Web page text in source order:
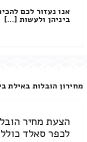
אנו נעזור לכם
ביניהן ולעשות […]
מחירון הובלות באילת
לכפר סאלד